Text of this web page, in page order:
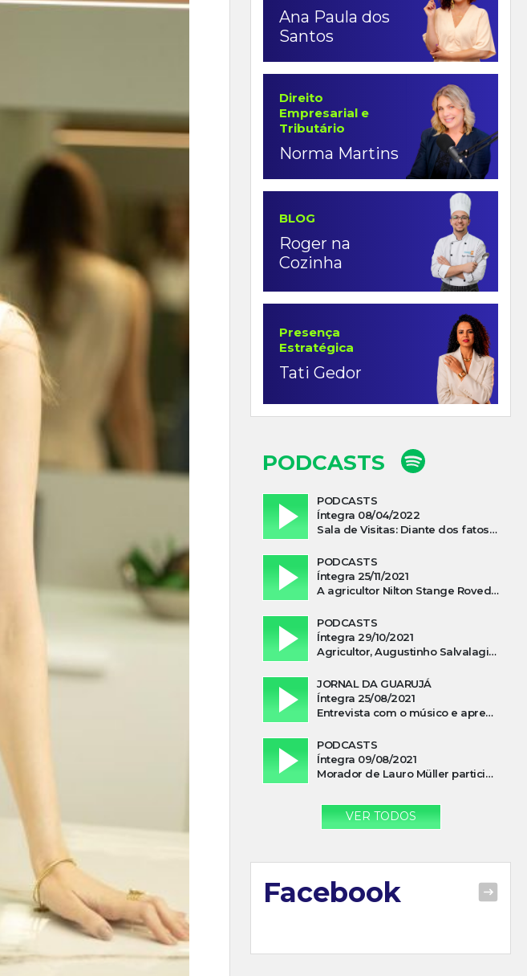
Ana Paula dos
Santos
Direito
Empresarial e
Tributário
Norma Martins
BLOG
Roger na
Cozinha
Presença
Estratégica
Tati Gedor
PODCASTS
PODCASTS
Íntegra 08/04/2022
Sala de Visitas: Diante dos fatos que influenciam a economia o que podemos esperar de 2022
PODCASTS
Íntegra 25/11/2021
A agricultor Nilton Stange Roveda, afirma ter recebido ajuda espiritual durante acidente
PODCASTS
Íntegra 29/10/2021
Agricultor, Augustinho Salvalagio, relata sobre aparição do Cavaleiro Negro no Rio das Furnas
JORNAL DA GUARUJÁ
Íntegra 25/08/2021
Entrevista com o músico e apresentador, Lismael Ferrareis, no Cidade e Campo
PODCASTS
Íntegra 09/08/2021
Morador de Lauro Müller participa de motociata em apoio a Bolsonaro
VER TODOS
Facebook